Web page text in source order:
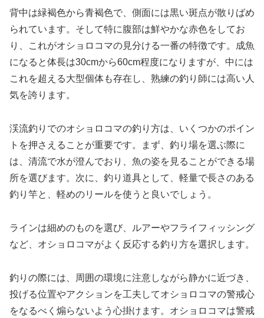
背中は緑褐色から青褐色で、側面には黒い斑点が散りばめ
られています。そして特に腹部は鮮やかな赤色をしてお
り、これがオショロコマの見分ける一番の特徴です。成魚
になると体長は30cmから60cm程度になりますが、中には
これを超える大型個体も存在し、熟練の釣り師には高い人
気を誇ります。
渓流釣りでのオショロコマの釣り方は、いくつかのポイン
トを押さえることが重要です。まず、釣り場を選ぶ際に
は、清流で水が澄んでおり、魚の姿を見ることができる場
所を選びます。次に、釣り道具として、軽量で長さのある
釣り竿と、軽めのリールを使うと良いでしょう。
ラインは細めのものを選び、ルアーやフライフィッシング
など、オショロコマがよく反応する釣り方を選択します。
釣りの際には、周囲の環境に注意しながら静かに近づき、
投げる位置やアクションを工夫してオショロコマの警戒心
をなるべく煽らないよう心掛けます。オショロコマは警戒